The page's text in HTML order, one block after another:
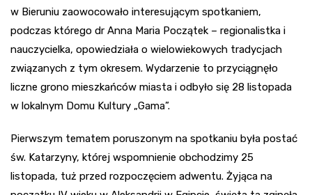
w Bieruniu zaowocowało interesującym spotkaniem,
podczas którego dr Anna Maria Początek – regionalistka i
nauczycielka, opowiedziała o wielowiekowych tradycjach
związanych z tym okresem. Wydarzenie to przyciągnęło
liczne grono mieszkańców miasta i odbyło się 28 listopada
w lokalnym Domu Kultury „Gama”.
Pierwszym tematem poruszonym na spotkaniu była postać
św. Katarzyny, której wspomnienie obchodzimy 25
listopada, tuż przed rozpoczęciem adwentu. Żyjąca na